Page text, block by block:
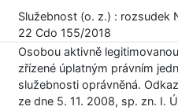
Služebnost (o. z.) : rozsudek
22 Cdo 155/2018
Osobou aktivně
zřízené úplatným právním
služebnosti oprávněná.
ze dne 5. 11. 2008, sp. zn. I.